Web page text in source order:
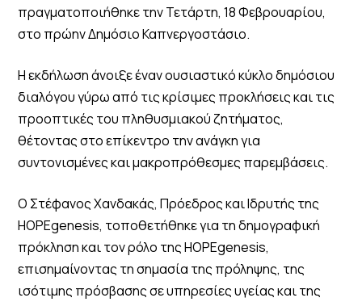
πραγματοποιήθηκε την Τετάρτη, 18 Φεβρουαρίου,
στο πρώην Δημόσιο Καπνεργοστάσιο.
Η εκδήλωση άνοιξε έναν ουσιαστικό κύκλο δημόσιου
διαλόγου γύρω από τις κρίσιμες προκλήσεις και τις
προοπτικές του πληθυσμιακού ζητήματος,
θέτοντας στο επίκεντρο την ανάγκη για
συντονισμένες και μακροπρόθεσμες παρεμβάσεις.
Ο Στέφανος Χανδακάς, Πρόεδρος και Ιδρυτής της
HOPEgenesis, τοποθετήθηκε για τη δημογραφική
πρόκληση και τον ρόλο της HOPEgenesis,
επισημαίνοντας τη σημασία της πρόληψης, της
ισότιμης πρόσβασης σε υπηρεσίες υγείας και της